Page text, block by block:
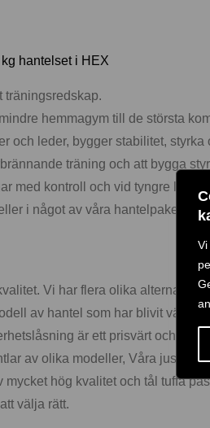
hantelset i HEX
träningsredskap.
hemmagym till de största
och leder, bygger stabilitet, styrka
träning och att bygga
med kontroll och vid tyngre lyft
i något av våra hantelpaket.
Vi har flera olika alternativ
av hantel som har blivit väldigt
är ett prisvärt och bra
av olika modeller, Våra
mycket hög kvalitet och tål tuffa
välja rätt.